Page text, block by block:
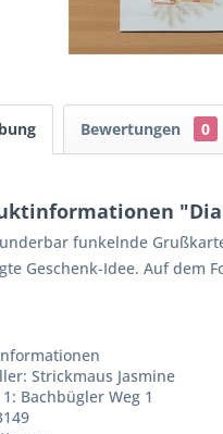
Bewertungen 0
funkelnde
Geschenk-Idee. Auf dem
Strickmaus Jasmine
Bachbügler Weg 1